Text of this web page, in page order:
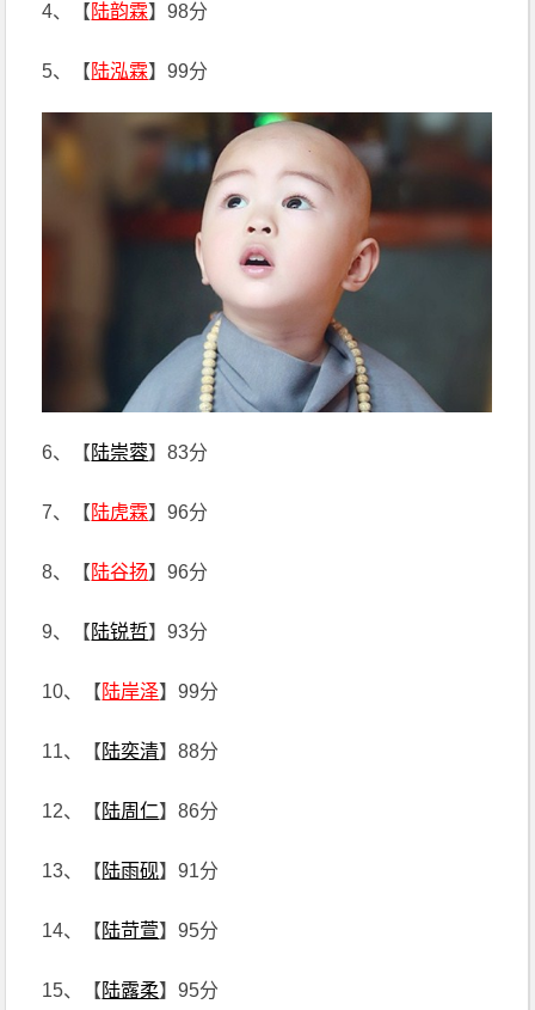
4、【陆韵霖】98分
5、【陆泓霖】99分
6、【陆崇蓉】83分
7、【陆虎霖】96分
8、【陆谷扬】96分
9、【陆锐哲】93分
10、【陆岸泽】99分
11、【陆奕清】88分
12、【陆周仁】86分
13、【陆雨砚】91分
14、【陆苛萱】95分
15、【陆露柔】95分